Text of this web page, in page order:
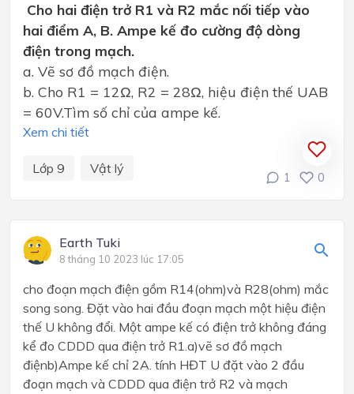
Cho hai điện trở R1 và R2 mắc nối tiếp vào
hai điểm A, B. Ampe kế đo cường độ dòng
điện trong mạch.
a. Vẽ sơ đồ mạch điện.
b. Cho R1 = 12Ω, R2 = 28Ω, hiệu điện thế UAB
= 60V.Tìm số chỉ của ampe kế.
Xem chi tiết
Lớp 9 Vật lý
1 0
Earth Tuki
8 tháng 10 2023 lúc 17:05
cho đoạn mạch điện gồm R14(ohm)và R28(ohm) mắc
song song. Đặt vào hai đầu đoạn mạch một hiệu điện
thế U không đổi. Một ampe kế có điện trở không đáng
kể đo CDDD qua điện trở R1.a)vẽ sơ đồ mạch
điệnb)Ampe kế chỉ 2A. tính HĐT U đặt vào 2 đầu
đoạn mạch và CDDD qua điện trở R2 và mạch